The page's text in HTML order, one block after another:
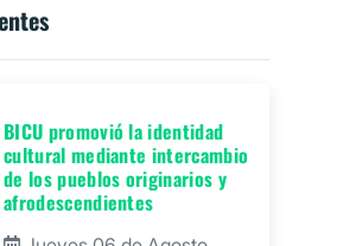
BICU promovió la identidad
cultural mediante intercambio
de los pueblos originarios y
afrodescendientes